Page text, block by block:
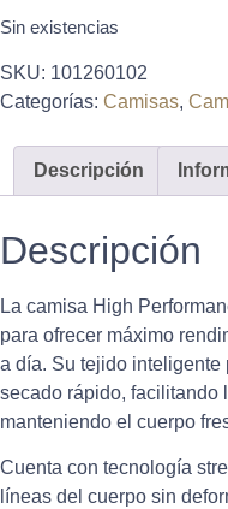
Sin existencias
SKU: 101260102
Categorías: Camisas,
Descripción
Descripción
La camisa High
para ofrecer máximo
a día. Su tejido
secado rápido, facilitando
manteniendo el cuerpo
Cuenta con tecnología
líneas del cuerpo sin